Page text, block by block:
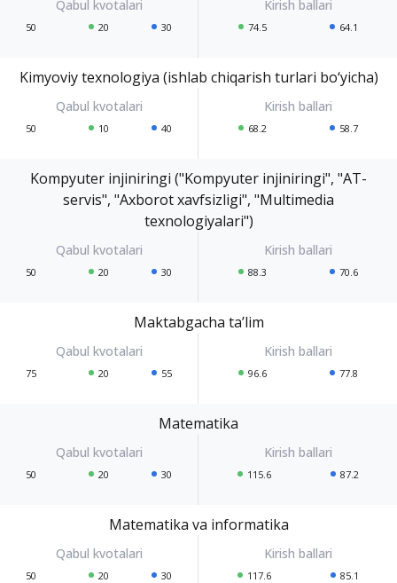
50 20 30 74.5 64.1
Kimyoviy texnologiya (ishlab chiqarish turlari bo‘yicha)
50 10 40 68.2 58.7
Kompyuter injiniringi ("Kompyuter injiniringi", "AT-
servis", "Axborot xavfsizligi", "Multimedia
texnologiyalari")
50 20 30 88.3 70.6
Maktabgacha ta’lim
75 20 55 96.6 77.8
Matematika
50 20 30 115.6 87.2
Matematika va informatika
50 20 30 117.6 85.1